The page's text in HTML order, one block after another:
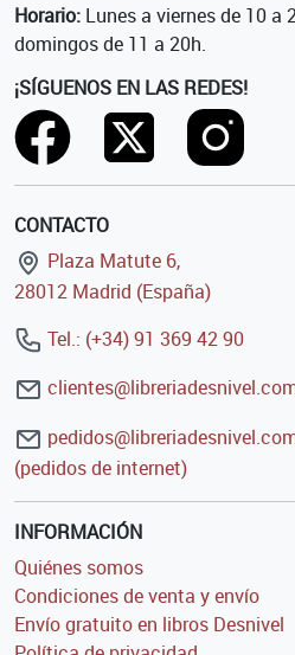
Horario: Lunes a viernes de 10 a
domingos de 11 a 20h.
¡SÍGUENOS EN LAS REDES!
CONTACTO
Plaza Matute 6,
28012 Madrid (España)
Tel.: (+34) 91 369 42 90
(pedidos de internet)
INFORMACIÓN
Quiénes somos
Condiciones de venta y envío
Envío gratuito en libros Desnivel